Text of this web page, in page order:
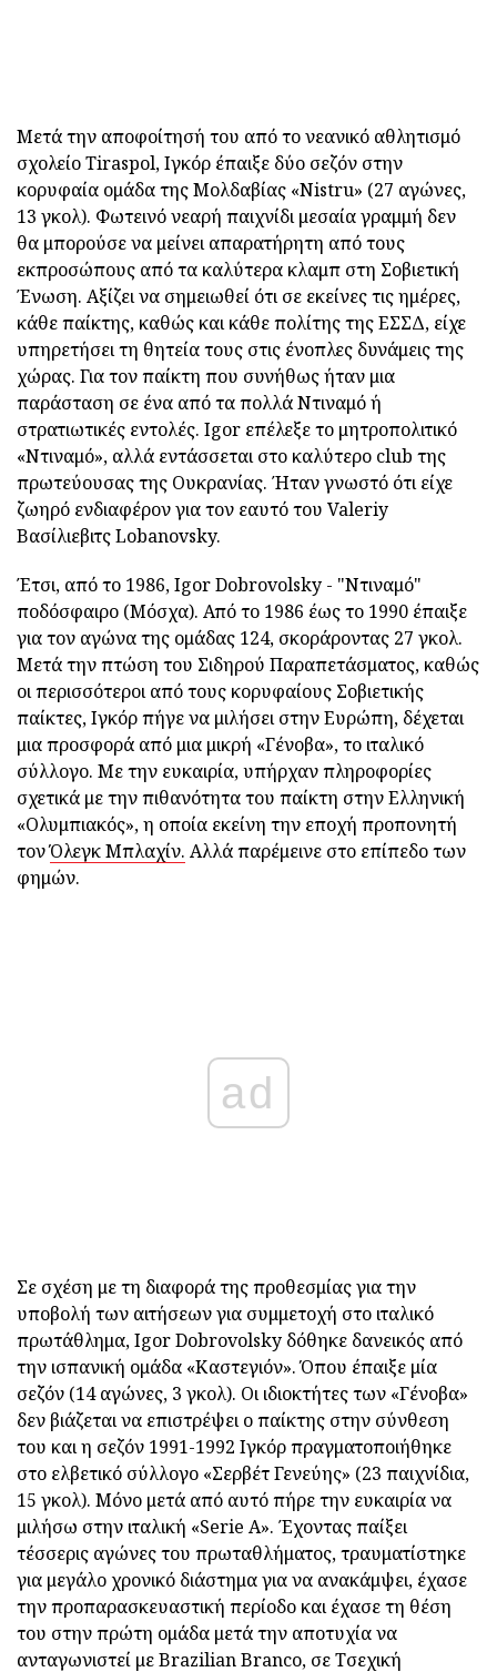
Μετά την αποφοίτησή του από το νεανικό αθλητισμό
σχολείο Tiraspol, Ιγκόρ έπαιξε δύο σεζόν στην
κορυφαία ομάδα της Μολδαβίας «Nistru» (27 αγώνες,
13 γκολ). Φωτεινό νεαρή παιχνίδι μεσαία γραμμή δεν
θα μπορούσε να μείνει απαρατήρητη από τους
εκπροσώπους από τα καλύτερα κλαμπ στη Σοβιετική
Ένωση. Αξίζει να σημειωθεί ότι σε εκείνες τις ημέρες,
κάθε παίκτης, καθώς και κάθε πολίτης της ΕΣΣΔ, είχε
υπηρετήσει τη θητεία τους στις ένοπλες δυνάμεις της
χώρας. Για τον παίκτη που συνήθως ήταν μια
παράσταση σε ένα από τα πολλά Ντιναμό ή
στρατιωτικές εντολές. Igor επέλεξε το μητροπολιτικό
«Ντιναμό», αλλά εντάσσεται στο καλύτερο club της
πρωτεύουσας της Ουκρανίας. Ήταν γνωστό ότι είχε
ζωηρό ενδιαφέρον για τον εαυτό του Valeriy
Βασίλιεβιτς Lobanovsky.
Έτσι, από το 1986, Igor Dobrovolsky - "Ντιναμό"
ποδόσφαιρο (Μόσχα). Από το 1986 έως το 1990 έπαιξε
για τον αγώνα της ομάδας 124, σκοράροντας 27 γκολ.
Μετά την πτώση του Σιδηρού Παραπετάσματος, καθώς
οι περισσότεροι από τους κορυφαίους Σοβιετικής
παίκτες, Ιγκόρ πήγε να μιλήσει στην Ευρώπη, δέχεται
μια προσφορά από μια μικρή «Γένοβα», το ιταλικό
σύλλογο. Με την ευκαιρία, υπήρχαν πληροφορίες
σχετικά με την πιθανότητα του παίκτη στην Ελληνική
«Ολυμπιακός», η οποία εκείνη την εποχή προπονητή
τονΌλεγκ Μπλαχίν. Αλλά παρέμεινε στο επίπεδο των
φημών.
ad
Σε σχέση με τη διαφορά της προθεσμίας για την
υποβολή των αιτήσεων για συμμετοχή στο ιταλικό
πρωτάθλημα, Igor Dobrovolsky δόθηκε δανεικός από
την ισπανική ομάδα «Καστεγιόν». Όπου έπαιξε μία
σεζόν (14 αγώνες, 3 γκολ). Οι ιδιοκτήτες των «Γένοβα»
δεν βιάζεται να επιστρέψει ο παίκτης στην σύνθεση
του και η σεζόν 1991-1992 Ιγκόρ πραγματοποιήθηκε
στο ελβετικό σύλλογο «Σερβέτ Γενεύης» (23 παιχνίδια,
15 γκολ). Μόνο μετά από αυτό πήρε την ευκαιρία να
μιλήσω στην ιταλική «Serie A». Έχοντας παίξει
τέσσερις αγώνες του πρωταθλήματος, τραυματίστηκε
για μεγάλο χρονικό διάστημα για να ανακάμψει, έχασε
την προπαρασκευαστική περίοδο και έχασε τη θέση
του στην πρώτη ομάδα μετά την αποτυχία να
ανταγωνιστεί με Brazilian Branco, σε Τσεχική